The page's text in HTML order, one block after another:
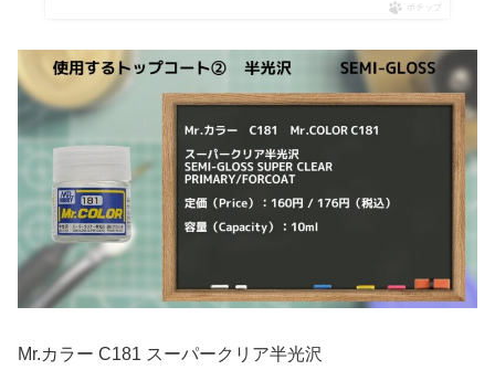
ポチップ
Mr.カラー C181 スーパークリア半光沢